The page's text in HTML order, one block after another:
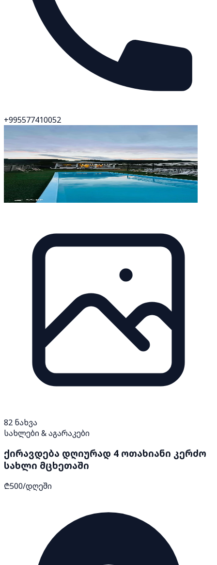
+995577410052
82 ნახვა
სახლები & აგარაკები
ქირავდება დღიურად 4 ოთახიანი კერძო
სახლი მცხეთაში
₾500/დღეში